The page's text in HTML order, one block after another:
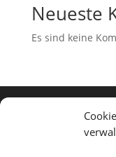
Neueste
Es sind keine
Karriere